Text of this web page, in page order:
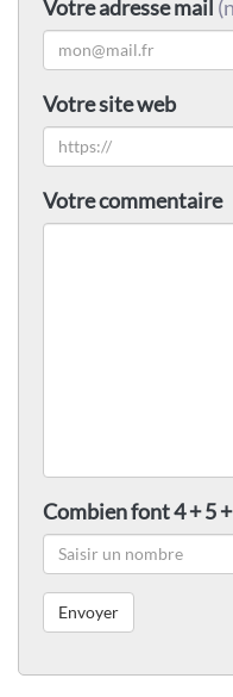
Votre adresse mail
Votre site web
Votre commentaire
Combien font 4 + 5